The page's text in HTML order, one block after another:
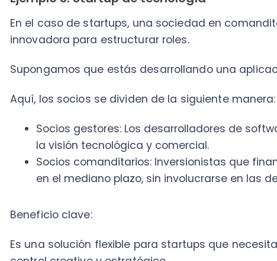
Beneficio clave:
control creativo y estratégico.
Ejemplo 4: Producción de alimentos artesanales
en comandita.
En este caso:
Gestores: El fundador y sus colaboradores, que se
Comanditarios: Familiares o amigos que aportan